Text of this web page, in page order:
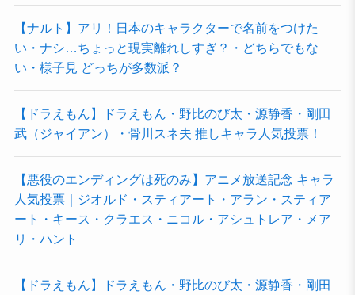
【ナルト】アリ！日本のキャラクターで名前をつけた
い・ナシ…ちょっと現実離れしすぎ？・どちらでもな
い・様子見 どっちが多数派？
【ドラえもん】ドラえもん・野比のび太・源静香・剛田
武（ジャイアン）・骨川スネ夫 推しキャラ人気投票！
【悪役のエンディングは死のみ】アニメ放送記念 キャラ
人気投票｜ジオルド・スティアート・アラン・スティア
ート・キース・クラエス・ニコル・アシュトレア・メア
リ・ハント
【ドラえもん】ドラえもん・野比のび太・源静香・剛田